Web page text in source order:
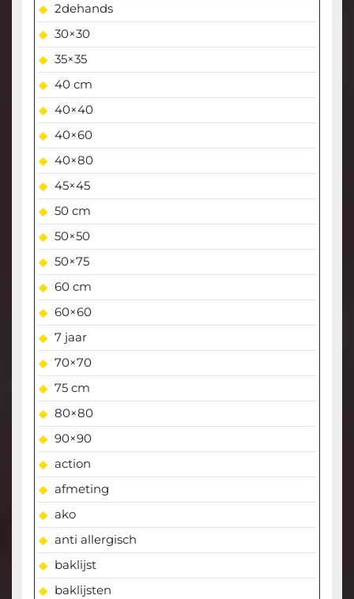
2dehands
30×30
35×35
40 cm
40×40
40×60
40×80
45×45
50 cm
50×50
50×75
60 cm
60×60
7 jaar
70×70
75 cm
80×80
90×90
action
afmeting
ako
anti allergisch
baklijst
baklijsten